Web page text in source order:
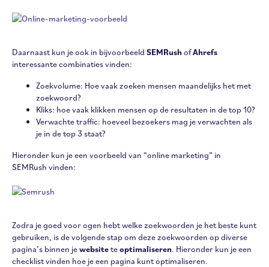
Daarnaast kun je ook in bijvoorbeeld SEMRush ofAhrefs
interessante combinaties vinden:
Zoekvolume: Hoe vaak zoeken mensen maandelijks het met
zoekwoord?
Kliks: hoe vaak klikken mensen op de resultaten in de top 10?
Verwachte traffic: hoeveel bezoekers mag je verwachten als
je in de top 3 staat?
Hieronder kun je een voorbeeld van “online marketing” in
SEMRush vinden:
Zodra je goed voor ogen hebt welke zoekwoorden je het beste kunt
gebruiken, is de volgende stap om deze zoekwoorden op diverse
pagina’s binnen jewebsiteteoptimaliseren. Hieronder kun je een
checklist vinden hoe je een pagina kunt optimaliseren.